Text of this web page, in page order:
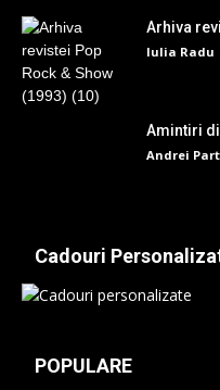
Arhiva
Iulia Radu
Amintiri
Andrei
Cadouri
POPULARE